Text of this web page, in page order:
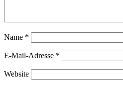
Name *
E-Mail-Adresse *
Website